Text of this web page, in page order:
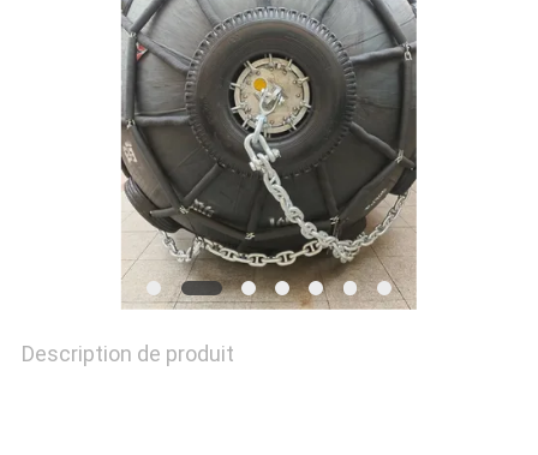
QUALITÉ
CONTACTEZ-
NOUVELLES
Description de produit